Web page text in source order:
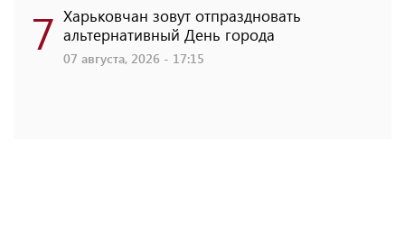
7 Харьковчан зовут отпраздновать
альтернативный День города
07 августа, 2026 - 17:15